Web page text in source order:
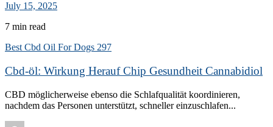
July 15, 2025
7 min read
Best Cbd Oil For Dogs 297
Cbd-öl: Wirkung Herauf Chip Gesundheit Cannabidiol
CBD möglicherweise ebenso die Schlafqualität koordinieren,
nachdem das Personen unterstützt, schneller einzuschlafen...